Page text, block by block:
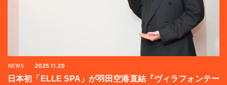
NEWS 2025.11.20
日本初「ELLE SPA」が羽田空港直結『ヴィラフォンテー